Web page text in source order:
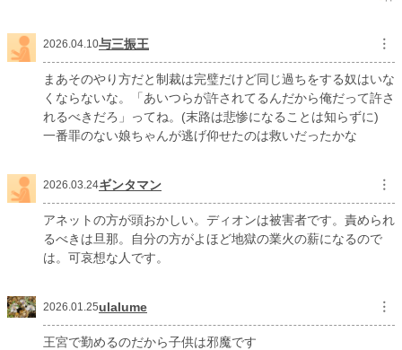
2026.04.10与三振王 ︙
まあそのやり方だと制裁は完璧だけど同じ過ちをする奴はいな
くならないな。「あいつらが許されてるんだから俺だって許さ
れるべきだろ」ってね。(末路は悲惨になることは知らずに)
一番罪のない娘ちゃんが逃げ仰せたのは救いだったかな
2026.03.24ギンタマン ︙
アネットの方が頭おかしい。ディオンは被害者です。責められ
るべきは旦那。自分の方がよほど地獄の業火の薪になるので
は。可哀想な人です。
2026.01.25ulalume ︙
王宮で勤めるのだから子供は邪魔です